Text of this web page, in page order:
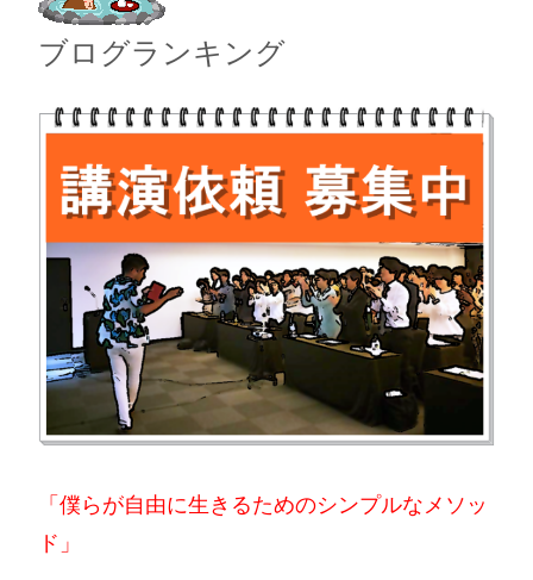
ブログランキング
「僕らが自由に生きるためのシンプルなメソッ
ド」